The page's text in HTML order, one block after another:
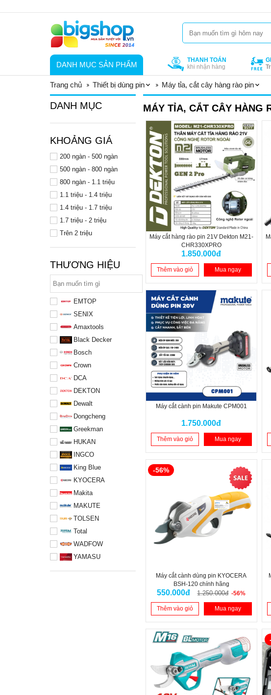
DANH MỤC SẢN PHẨM
THANH TOÁN
khi nhận hàng
Trang chủ
Thiết bị dùng pin Máy tỉa, cắt cây hàng rào pin
DANH MỤC
KHOẢNG GIÁ
200 ngàn - 500 ngàn
500 ngàn - 800 ngàn
800 ngàn - 1.1 triệu
1.1 triệu - 1.4 triệu
1.4 triệu - 1.7 triệu
1.7 triệu - 2 triệu
Trên 2 triệu
THƯƠNG HIỆU
EMTOP
SENIX
Amaxtools
Black Decker
Bosch
Crown
DCA
DEKTON
Dewalt
Dongcheng
Greekman
HUKAN
INGCO
King Blue
KYOCERA
Makita
MAKUTE
TOLSEN
Total
WADFOW
YAMASU
MÁY TỈA, CẮT CÂY HÀNG
Máy cắt hàng rào pin 21V Dekton M21-
CHR330XPRO
1.850.000đ
Thêm vào giỏ Mua ngay
Máy cắt cành pin Makute CPM001
1.750.000đ
Thêm vào giỏ Mua ngay
Máy cắt cành dùng pin KYOCERA
BSH-120 chính hãng
550.000đ 1.250.000đ -56%
-56%
Thêm vào giỏ Mua ngay